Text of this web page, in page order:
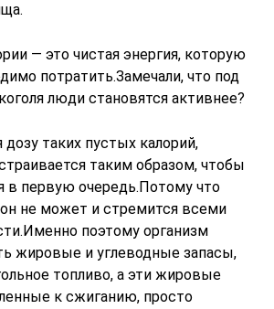
— это чистая энергия, которую
потратить.Замечали, что под
люди становятся активнее?
дозу таких пустых калорий,
таким образом, чтобы
в первую очередь.Потому что
он не может и стремится всеми
поэтому организм
жировые и углеводные запасы,
топливо, а эти жировые
к сжиганию, просто